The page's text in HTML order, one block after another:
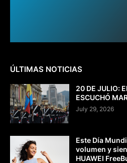
ÚLTIMAS NOTICIAS
20 DE JULIO:
ESCUCHÓ
July 29, 2026
Este Día
volumen y
HUAWEI